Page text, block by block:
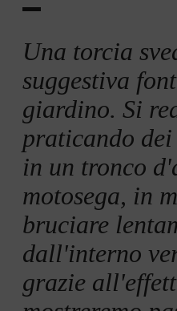
Una torcia
suggestiva
giardino. Si
praticando
in un tronco
motosega, in
bruciare
dall'interno
grazie